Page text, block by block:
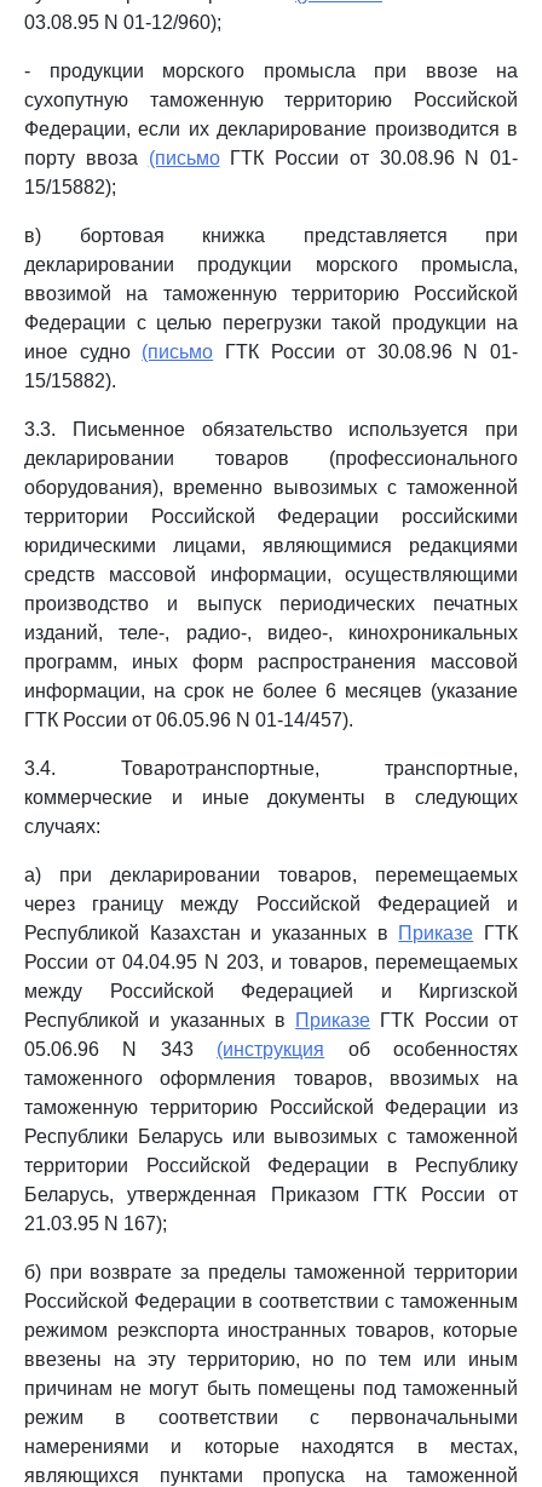
03.08.95 N 01-12/960);
- продукции морского промысла при ввозе на
сухопутную таможенную территорию Российской
Федерации, если их декларирование производится в
порту ввоза (письмоГТК России от 30.08.96 N 01-
15/15882);
в) бортовая книжка представляется при
декларировании продукции морского промысла,
ввозимой на таможенную территорию Российской
Федерации с целью перегрузки такой продукции на
иное судно (письмо ГТК России от 30.08.96 N 01-
15/15882).
3.3. Письменное обязательство используется при
декларировании товаров (профессионального
оборудования), временно вывозимых с таможенной
территории Российской Федерации российскими
юридическими лицами, являющимися редакциями
средств массовой информации, осуществляющими
производство и выпуск периодических печатных
изданий, теле-, радио-, видео-, кинохроникальных
программ, иных форм распространения массовой
информации, на срок не более 6 месяцев (указание
ГТК России от 06.05.96 N 01-14/457).
3.4. Товаротранспортные, транспортные,
коммерческие и иные документы в следующих
случаях:
а) при декларировании товаров, перемещаемых
через границу между Российской Федерацией и
Республикой Казахстан и указанных в Приказе ГТК
России от 04.04.95 N 203, и товаров, перемещаемых
между Российской Федерацией и Киргизской
Республикой и указанных в
Приказе ГТК России от
05.06.96 N 343 (инструкция об особенностях
таможенного оформления товаров, ввозимых на
таможенную территорию Российской Федерации из
Республики Беларусь или вывозимых с таможенной
территории Российской Федерации в Республику
Беларусь, утвержденная Приказом ГТК России от
21.03.95 N 167);
б) при возврате за пределы таможенной территории
Российской Федерации в соответствии с таможенным
режимом реэкспорта иностранных товаров, которые
ввезены на эту территорию, но по тем или иным
причинам не могут быть помещены под таможенный
режим в соответствии с первоначальными
намерениями и которые находятся в местах,
являющихся пунктами пропуска на таможенной